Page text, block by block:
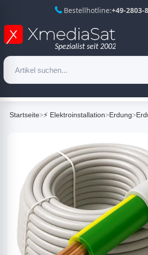
Bestellhotline:+49-2803-
Startseite>⚡ Elektroinstallation>Erdung>